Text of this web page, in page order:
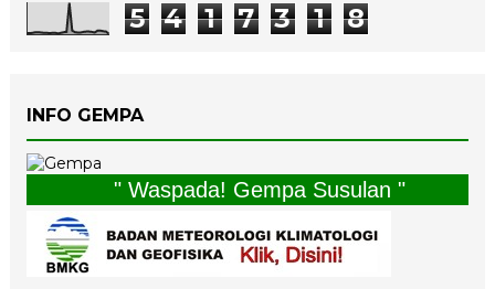
5 4 1 7 3 1 8
INFO GEMPA
" Waspada! Gempa Susulan "